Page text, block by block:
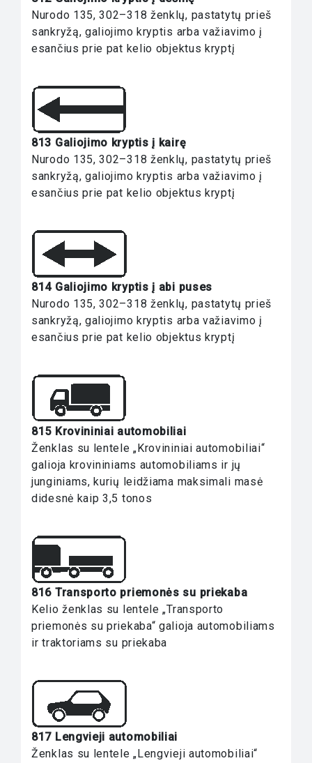
Nurodo 135, 302–318 ženklų, pastatytų prieš
sankryžą, galiojimo kryptis arba važiavimo į
esančius prie pat kelio objektus kryptį
813 Galiojimo kryptis į kairę
Nurodo 135, 302–318 ženklų, pastatytų prieš
sankryžą, galiojimo kryptis arba važiavimo į
esančius prie pat kelio objektus kryptį
814 Galiojimo kryptis į abi puses
Nurodo 135, 302–318 ženklų, pastatytų prieš
sankryžą, galiojimo kryptis arba važiavimo į
esančius prie pat kelio objektus kryptį
815 Krovininiai automobiliai
Ženklas su lentele „Krovininiai automobiliai“
galioja krovininiams automobiliams ir jų
junginiams, kurių leidžiama maksimali masė
didesnė kaip 3,5 tonos
816 Transporto priemonės su priekaba
Kelio ženklas su lentele „Transporto
priemonės su priekaba“ galioja automobiliams
ir traktoriams su priekaba
817 Lengvieji automobiliai
Ženklas su lentele „Lengvieji automobiliai“